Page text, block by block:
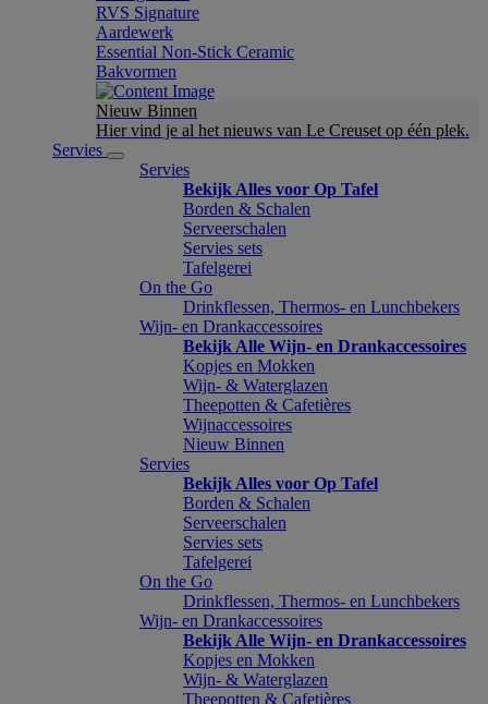
RVS Signature
Aardewerk
Essential Non-Stick Ceramic
Bakvormen
Nieuw Binnen
Hier vind je al het nieuws van Le Creuset op één plek.
Servies
Servies
Bekijk Alles voor Op Tafel
Borden & Schalen
Serveerschalen
Servies sets
Tafelgerei
On the Go
Drinkflessen, Thermos- en Lunchbekers
Wijn- en Drankaccessoires
Bekijk Alle Wijn- en Drankaccessoires
Kopjes en Mokken
Wijn- & Waterglazen
Theepotten & Cafetières
Wijnaccessoires
Nieuw Binnen
Servies
Bekijk Alles voor Op Tafel
Borden & Schalen
Serveerschalen
Servies sets
Tafelgerei
On the Go
Drinkflessen, Thermos- en Lunchbekers
Wijn- en Drankaccessoires
Bekijk Alle Wijn- en Drankaccessoires
Kopjes en Mokken
Wijn- & Waterglazen
Theepotten & Cafetières